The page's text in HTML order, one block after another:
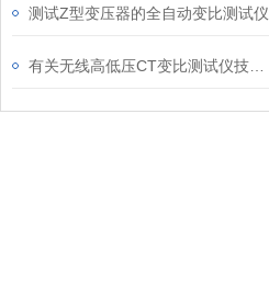
测试Z型变压器的全自动变比测试仪